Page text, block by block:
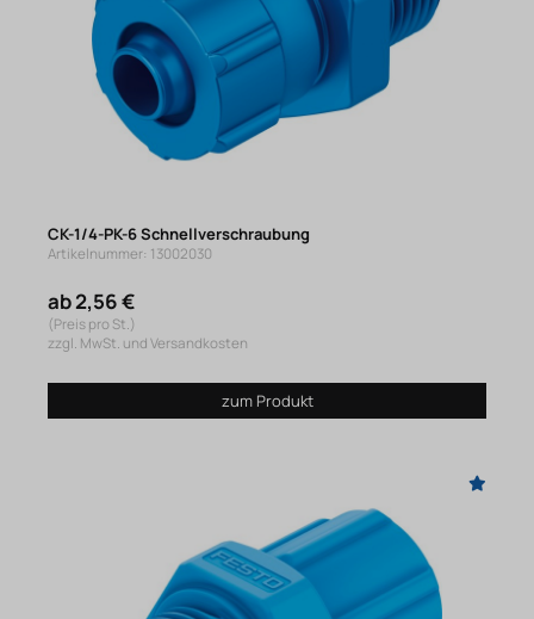
CK-1/4-PK-6 Schnellverschraubung
Artikelnummer: 13002030
ab 2,56 €
(Preis pro St.)
zzgl. MwSt. und Versandkosten
zum Produkt